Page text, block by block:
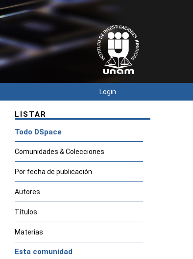
Login
LISTAR
Todo DSpace
Comunidades & Colecciones
Por fecha de publicación
Autores
Títulos
Materias
Esta comunidad